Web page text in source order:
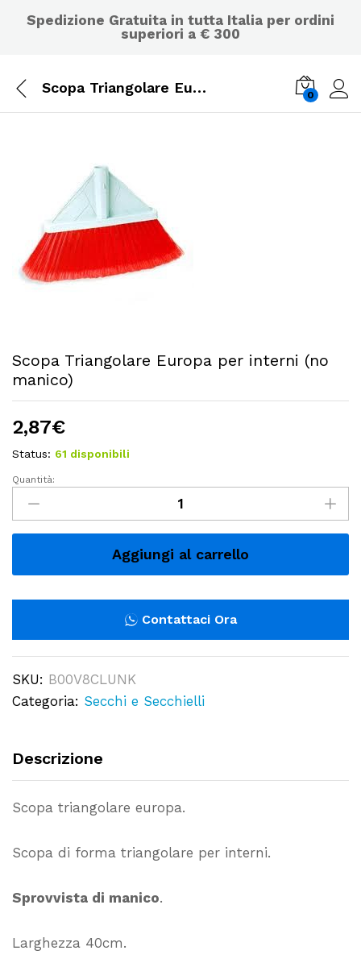
Spedizione Gratuita in tutta Italia per ordini
superiori a € 300
Scopa Triangolare Europa per interni (no manico) 0
Scopa Triangolare Europa per interni (no
manico)
2,87€
Status: 61 disponibili
Scopa
Triangolare
interni
quantity
Quantità:
Aggiungi al carrello
Contattaci Ora
SKU: B00V8CLUNK
Categoria: Secchi e Secchielli
Descrizione
Scopa triangolare europa.
Scopa di forma triangolare per interni.
Sprovvista di manico.
Larghezza 40cm.